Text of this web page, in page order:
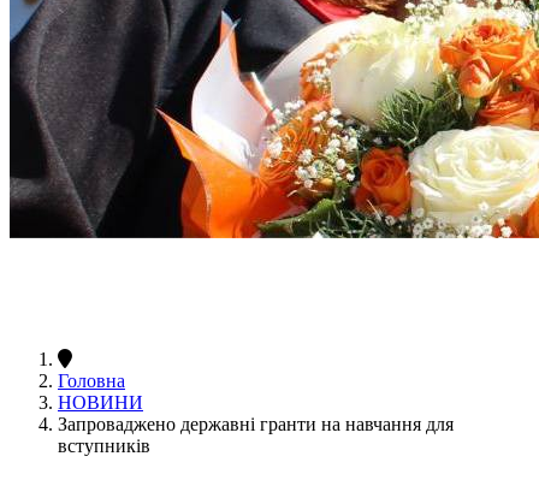
Головна
НОВИНИ
Запроваджено державні гранти на навчання для
вступників